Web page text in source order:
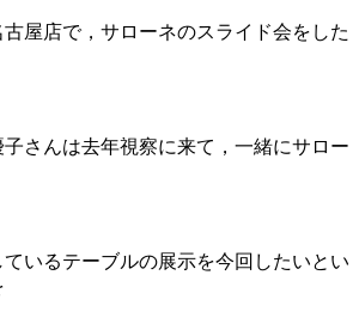
屋店で，サローネのスライド会をした
さんは去年視察に来て，一緒にサロー
いるテーブルの展示を今回したいとい